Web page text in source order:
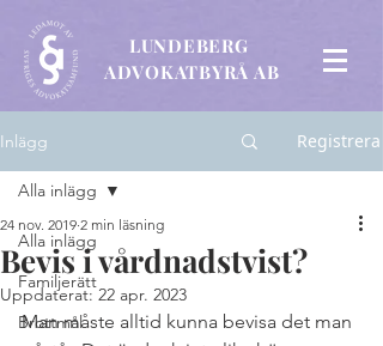
LUNDEBERG
ADVOKATBYRÅ AB
Inlägg Registrera
Alla inlägg
Familjerätt
Brottmål
Alla inlägg
Bevis i vårdnadstvist?
24 nov. 2019 2 min läsning
Uppdaterat:22 apr. 2023
Man måste alltid kunna bevisa det man